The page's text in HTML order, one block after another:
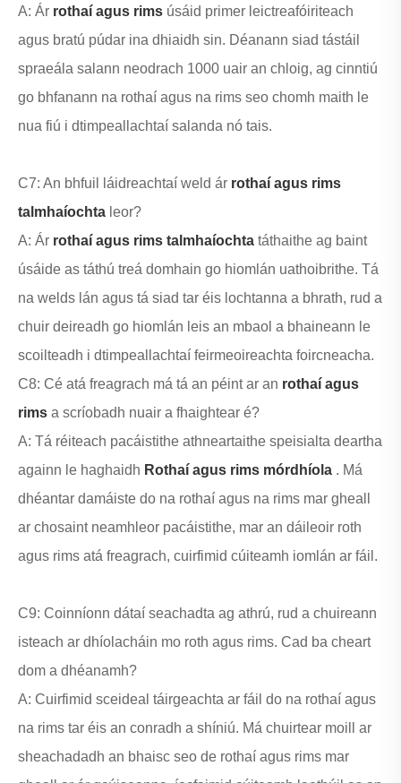
A: Ár rothaí agus rims úsáid primer leictreafóiriteach
agus bratú púdar ina dhiaidh sin. Déanann siad tástáil
spraeála salann neodrach 1000 uair an chloig, ag cinntiú
go bhfanann na rothaí agus na rims seo chomh maith le
nua fiú i dtimpeallachtaí salanda nó tais.
C7: An bhfuil láidreachtaí weld ár rothaí agus rims
talmhaíochta leor?
A: Ár rothaí agus rims talmhaíochta táthaithe ag baint
úsáide as táthú treá domhain go hiomlán uathoibrithe. Tá
na welds lán agus tá siad tar éis lochtanna a bhrath, rud a
chuir deireadh go hiomlán leis an mbaol a bhaineann le
scoilteadh i dtimpeallachtaí feirmeoireachta foircneacha.
C8: Cé atá freagrach má tá an péint ar an rothaí agus
rims a scríobadh nuair a fhaightear é?
A: Tá réiteach pacáistithe athneartaithe speisialta deartha
againn le haghaidh Rothaí agus rims mórdhíola . Má
dhéantar damáiste do na rothaí agus na rims mar gheall
ar chosaint neamhleor pacáistithe, mar an dáileoir roth
agus rims atá freagrach, cuirfimid cúiteamh iomlán ar fáil.
C9: Coinníonn dátaí seachadta ag athrú, rud a chuireann
isteach ar dhíolacháin mo roth agus rims. Cad ba cheart
dom a dhéanamh?
A: Cuirfimid sceideal táirgeachta ar fáil do na rothaí agus
na rims tar éis an conradh a shíniú. Má chuirtear moill ar
sheachadadh an bhaisc seo de rothaí agus rims mar